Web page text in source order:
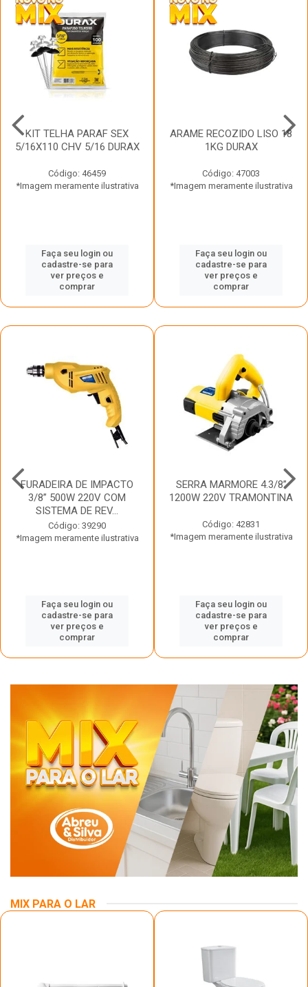
KIT TELHA PARAF SEX
5/16X110 CHV 5/16 DURAX
Código: 46459
*Imagem meramente ilustrativa
Faça seu login ou
cadastre-se para
ver preços e
comprar
ARAME RECOZIDO LISO 18
1KG DURAX
Código: 47003
*Imagem meramente ilustrativa
Faça seu login ou
cadastre-se para
ver preços e
comprar
FURADEIRA DE IMPACTO
3/8” 500W 220V COM
SISTEMA DE REV...
Código: 39290
*Imagem meramente ilustrativa
Faça seu login ou
cadastre-se para
ver preços e
comprar
SERRA MARMORE 4.3/8”
1200W 220V TRAMONTINA
Código: 42831
*Imagem meramente ilustrativa
Faça seu login ou
cadastre-se para
ver preços e
comprar
MIX PARA O LAR